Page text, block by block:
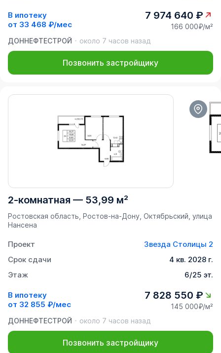
В ипотеку
от 33 468 ₽/мес
7 974 640 ₽
166 000₽/м²
ДОННЕФТЕСТРОЙ
около 7 часов назад
Позвонить застройщику
2-комнатная — 53,99 м²
Ростовская область, Ростов-на-Дону, Октябрьский, улица
Нансена
Проект
Звезда Столицы 2
Срок сдачи
4 кв. 2028 г.
Этаж
6/25 эт.
В ипотеку
от 32 855 ₽/мес
7 828 550 ₽
145 000₽/м²
ДОННЕФТЕСТРОЙ
около 7 часов назад
Позвонить застройщику